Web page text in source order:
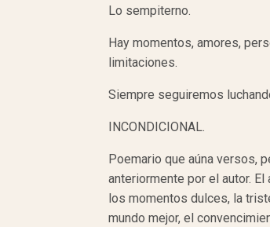
Lo sempiterno.
Hay momentos, amores,
limitaciones.
Siempre seguiremos
INCONDICIONAL.
Poemario que aúna versos,
anteriormente por el autor.
los momentos dulces, la
mundo mejor, el